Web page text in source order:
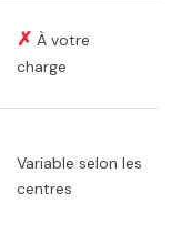
✗ À votre
charge
Variable selon les
centres